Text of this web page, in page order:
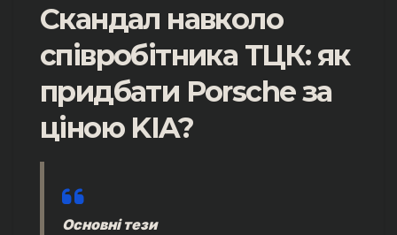
Скандал навколо
співробітника ТЦК: як
придбати Porsche за
ціною KIA?
Основні тези